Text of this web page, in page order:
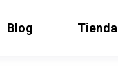
Blog Tienda